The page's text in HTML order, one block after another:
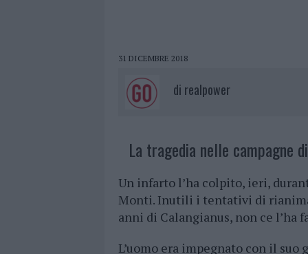
31 DICEMBRE 2018
di realpower
La tragedia nelle campagne
Un infarto l’ha colpito, ieri,
Monti. Inutili i tentativi di
anni di Calangianus, non ce l’ha
L’uomo era impegnato con il